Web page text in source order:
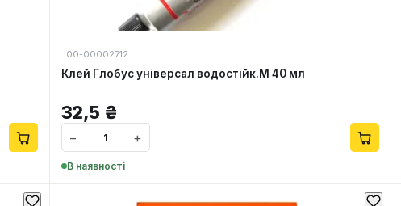
00-00002712
Клей Глобус універсал водостійк.М 40 мл
32,5 ₴
− +
В наявності